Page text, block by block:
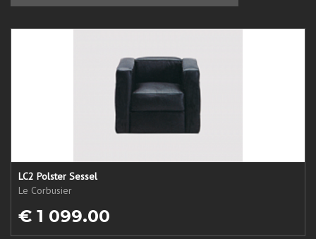
LC2 Polster Sessel
Le Corbusier
€ 1 099.00